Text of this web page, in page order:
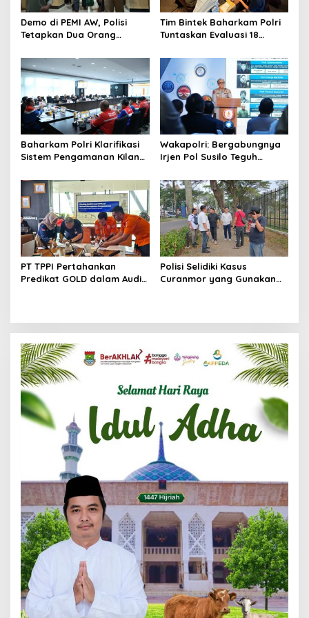
o
s
Demo di PEMI AW, Polisi
Tetapkan Dua Orang
Tim Bintek Baharkam Polri
Tuntaskan Evaluasi 18
Pertamina Jabar
Baharkam Polri Klarifikasi
Sistem Pengamanan Kilang
Wakapolri: Bergabungnya
Irjen Pol Susilo Teguh
Nasional Pusat Studi
Kepolisian
PT TPPI Pertahankan
Predikat GOLD dalam Audit
Polisi Selidiki Kasus
Curanmor yang Gunakan